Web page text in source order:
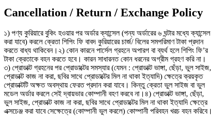
Cancellation / Return / Exchange Policy
১) পণ্য কুরিয়ারে বুকিং হওয়ার পর অর্ডার ক্যান্সেল (পন্য অর্ডারের ৬ ঘন্টার মধ্যে ক্যান্সেল
করা যাবে) করলে ক্রেতা শিপিং ফি বাবদ কুরিয়ারের চার্জ/ বিলের সমপরিমাণ টাকা প্রদান
করতে বাধ্য থাকিবেন।২) কোন কারনে পার্সেল গ্রহনে অপারগ বা ব্যর্থ হলে শিপিং ফি’র
টাকা ক্রেতাকে বহন করতে হবে। কারন সাধারনত কোন ধরনের অগ্রীম গ্রহণ করি না।
৩) প্রোডাক্ট গ্রহনের পর প্রোডাক্টের সমস্যার (যেমন : প্রোডাক্ট ভাঙ্গা, ছেঁড়া, ভুল সাইজ,
প্রোডাক্ট কাজ না করা, ছবির সাথে প্রোডাক্টের মিল না থাকা ইত্যাদি) ক্ষেত্রে ক্রয়কৃত
প্রোডাক্টটি অক্ষত অবস্থায় ফেরত প্রদান করা যাবে। কিন্তু ক্রেতা ভুল সাইজ বা ভুল
মডেল অর্ডার করলে সেই দ্বায়ভার কোম্পানী বহণ করবে না।৪) প্রোডাক্ট ভাঙ্গা, ছেঁড়া,
ভুল সাইজ, প্রোডাক্ট কাজ না করা, ছবির সাথে প্রোডাক্টের মিল না থাকা ইত্যাদি ক্ষেত্রে
এক্সচেঞ্জ করা যাবে সেক্ষেত্রে (কোম্পানী ভুল করলে) কোম্পানী পরিবহন খরচ বহন করিবে।